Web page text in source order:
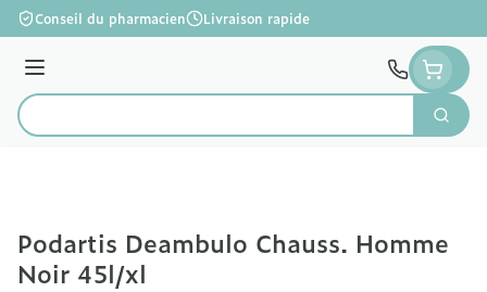
Aller au contenu
Conseil du pharmacien Livraison rapide
Menu
Rechercher
Podartis Deambulo Chauss. Homme
Noir 45l/xl